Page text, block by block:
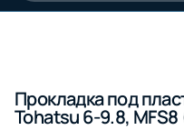
Прокладка под
Tohatsu 6-9.8,